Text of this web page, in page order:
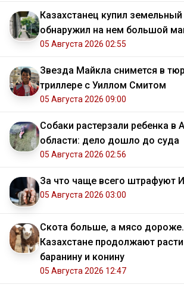
Казахстанец купил земельный
обнаружил на нем большой
05 Августа 2026 02:55
Звезда Майкла снимется в
триллере с Уиллом Смитом
05 Августа 2026 09:00
Собаки растерзали ребенка в
области: дело дошло до суда
05 Августа 2026 02:56
За что чаще всего штрафуют
05 Августа 2026 03:00
Скота больше, а мясо
Казахстане продолжают
баранину и конину
05 Августа 2026 12:47